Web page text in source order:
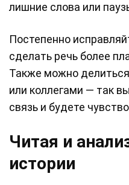
лишние слова или
Постепенно
сделать речь более
Также можно
или коллегами — так
связь и будете
Читая и
истории